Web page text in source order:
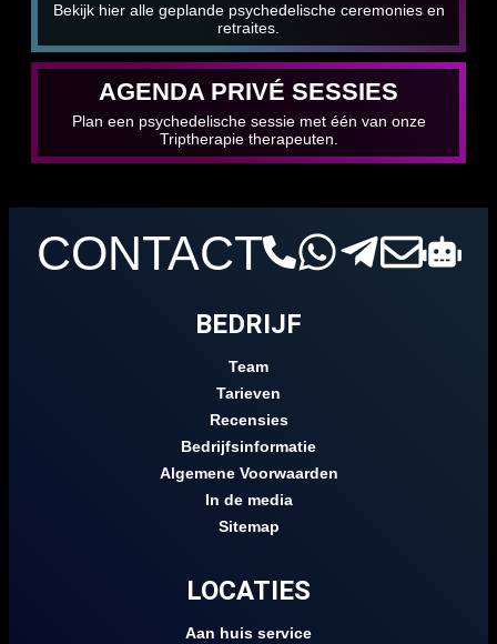
Bekijk hier alle geplande psychedelische ceremonies en
retraites.
AGENDA PRIVÉ SESSIES
Plan een psychedelische sessie met één van onze
Triptherapie therapeuten.
CONTACT
BEDRIJF
Team
Tarieven
Recensies
Bedrijfsinformatie
Algemene Voorwaarden
In de media
Sitemap
LOCATIES
Aan huis service